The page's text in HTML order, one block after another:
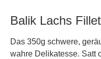
Balik Lachs
Das 350g schwere,
wahre Delikatesse. Satt